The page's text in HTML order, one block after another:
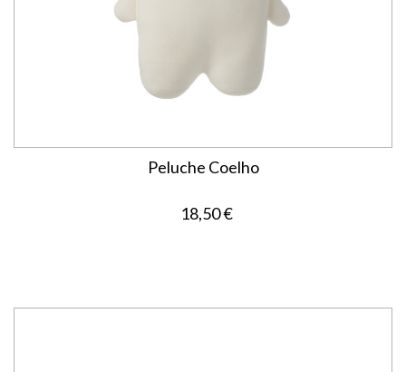
Peluche Coelho
18,50 €